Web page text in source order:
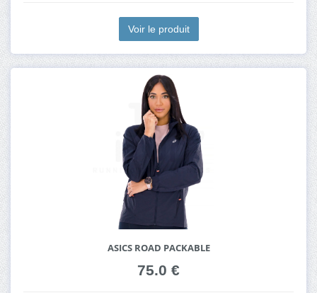
Voir le produit
ASICS ROAD PACKABLE
75.0 €